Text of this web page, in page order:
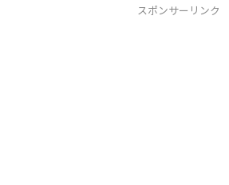
スポンサーリンク